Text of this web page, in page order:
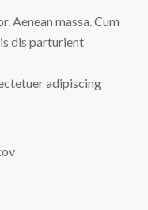
Aenean massa. Cum
dis parturient
adipiscing